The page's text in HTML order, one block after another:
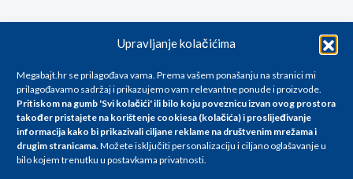
Upravljanje kolačićima
Megabajt.hr se prilagođava vama. Prema vašem ponašanju na stranici mi
prilagođavamo sadržaj i prikazujemo vam relevantne ponude i proizvode.
Pritiskom na gumb 'Svi kolačići' ili bilo koju poveznicu izvan ovog prostora
također pristajete na korištenje cookiesa (kolačića) i proslijeđivanje
informacija kako bi prikazivali ciljane reklame na društvenim mrežama i
drugim stranicama.Možete isključiti personalizaciju i ciljano oglašavanje u
bilo kojem trenutku u postavkama privatnosti.
Za artikle kojih trenutno nema u ponudi obratite nam se na
info@megabajt.hr. Sve cijene su informativnog karaktera i podložne su
promjenama, a
iskazane su za avansno plaćanje(gotovina) u Eurima i uključuju PDV. Sve